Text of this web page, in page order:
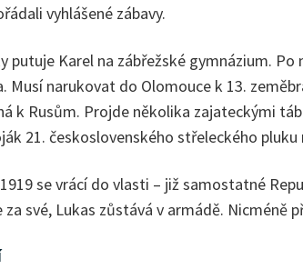
vyhlášené zábavy.
putuje Karel na zábřežské gymnázium.
Musí narukovat do Olomouce k 13.
k Rusům. Projde několika zajateckými
21. československého střeleckého
se vrácí do vlasti – již samostatné
své, Lukas zůstává v armádě. Nicméně